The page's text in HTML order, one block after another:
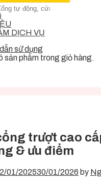
sản phẩm trong giỏ hàng.
DỊCH VỤ
sử dụng
trượt cao
& ưu điểm
01/202530/01/2026 by